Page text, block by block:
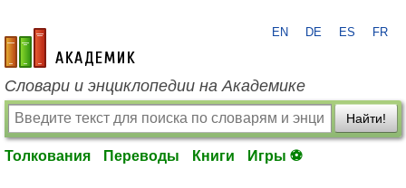
academic.ru
EN DE ES FR
Словари и энциклопедии на Академике
Найти!
Толкования Переводы Книги Игры ⚽